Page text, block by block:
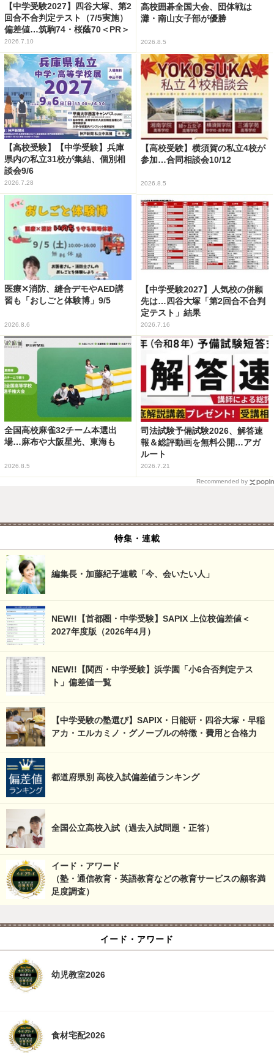
【中学受験2027】四谷大塚、第2
回合不合判定テスト（7/5実施）
偏差値…筑駒74・桜蔭70＜PR＞
2026.7.10
高校囲碁全国大会、団体戦は
灘・南山女子部が優勝
2026.8.5
【高校受験】【中学受験】兵庫
県内の私立31校が集結、個別相
談会9/6
2026.7.28
【高校受験】横須賀の私立4校が
参加…合同相談会10/12
2026.8.5
医療✕消防、縫合デモやAED講
習も「おしごと体験博」9/5
2026.8.6
【中学受験2027】人気校の併願
先は…四谷大塚「第2回合不合判
定テスト」結果
2026.7.16
全国高校麻雀32チーム本選出
場…麻布や大阪星光、東海も
2026.8.5
司法試験予備試験2026、解答速
報＆総評動画を無料公開…アガ
ルート
2026.7.21
Recommended by
特集・連載
編集長・加藤紀子連載「今、会いたい人」
NEW!!【首都圏・中学受験】SAPIX 上位校偏差値＜
2027年度版（2026年4月）
NEW!!【関西・中学受験】浜学園「小6合否判定テス
ト」偏差値一覧
【中学受験の塾選び】SAPIX・日能研・四谷大塚・早稲
アカ・エルカミノ・グノーブルの特徴・費用と合格力
都道府県別 高校入試偏差値ランキング
全国公立高校入試（過去入試問題・正答）
イード・アワード
（塾・通信教育・英語教育などの教育サービスの顧客満
足度調査）
イード・アワード
幼児教室2026
食材宅配2026